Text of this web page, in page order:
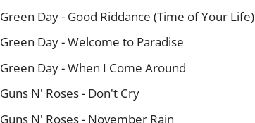
Green Day - Good Riddance (Time of Your Life)
Green Day - Welcome to Paradise
Green Day - When I Come Around
Guns N' Roses - Don't Cry
Guns N' Roses - November Rain